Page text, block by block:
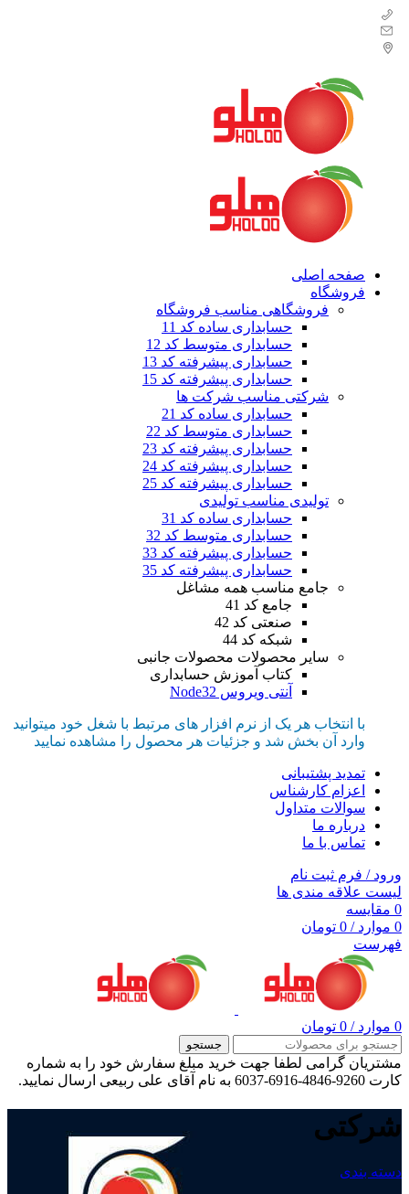
صفحه اصلی
فروشگاه
فروشگاهی مناسب فروشگاه
حسابداری ساده کد 11
حسابداری متوسط کد 12
حسابداری پیشرفته کد 13
حسابداری پیشرفته کد 15
شرکتی مناسب شرکت ها
حسابداری ساده کد 21
حسابداری متوسط کد 22
حسابداری پیشرفته کد 23
حسابداری پیشرفته کد 24
حسابداری پیشرفته کد 25
تولیدی مناسب تولیدی
حسابداری ساده کد 31
حسابداری متوسط کد 32
حسابداری پیشرفته کد 33
حسابداری پیشرفته کد 35
جامع مناسب همه مشاغل
جامع کد 41
صنعتی کد 42
شبکه کد 44
سایر محصولات محصولات جانبی
کتاب آموزش حسابداری
آنتی ویروس Node32
با انتخاب هر یک از نرم افزار های مرتبط با شغل خود میتوانید
وارد آن بخش شد و جزئیات هر محصول را مشاهده نمایید
تمدید پشتیبانی
اعزام کارشناس
سوالات متداول
درباره ما
تماس با ما
ورود / فرم ثبت نام
لیست علاقه مندی ها
0 مقایسه
0 موارد /
0 تومان
فهرست
0 موارد /
0 تومان
جستجو
مشتریان گرامی لطفا جهت خرید مبلغ سفارش خود را به شماره
کارت 9260-4846-6916-6037 به نام آقای علی ربیعی ارسال نمایید.
شرکتی
دسته بندی